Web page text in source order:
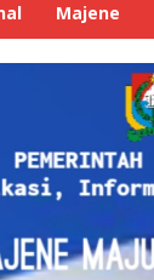
Majene